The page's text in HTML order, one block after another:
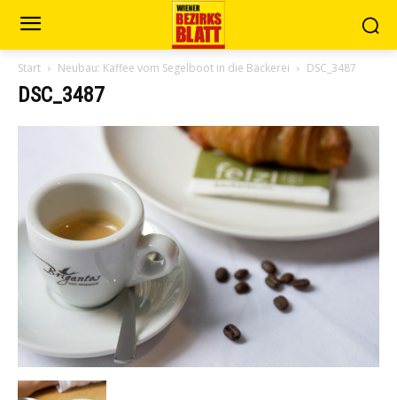
Start Neubau: Kaffee vom Segelboot in die Bäckerei DSC_3487
DSC_3487